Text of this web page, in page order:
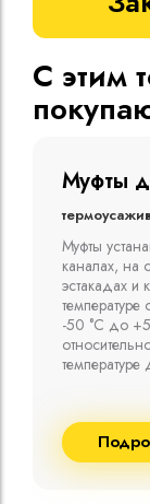
С этим
Муфты
Компания
предлагает,
из
сшитого